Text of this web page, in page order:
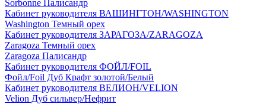
Sorbonne Палисандр
Кабинет руководителя ВАШИНГТОН/WASHINGTON
Washington Темный орех
Кабинет руководителя ЗАРАГОЗА/ZARAGOZA
Zaragoza Темный орех
Zaragoza Палисандр
Кабинет руководителя ФОЙЛ/FOIL
Фойл/Foil Дуб Крафт золотой/Белый
Кабинет руководителя ВЕЛИОН/VELION
Velion Дуб сильвер/Нефрит